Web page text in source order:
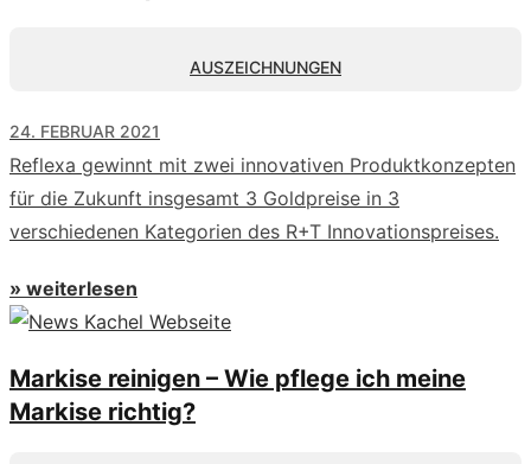
AUSZEICHNUNGEN
24. FEBRUAR 2021
Reflexa gewinnt mit zwei innovativen Produktkonzepten
für die Zukunft insgesamt 3 Goldpreise in 3
verschiedenen Kategorien des R+T Innovationspreises.
» weiterlesen
Markise reinigen – Wie pflege ich meine
Markise richtig?